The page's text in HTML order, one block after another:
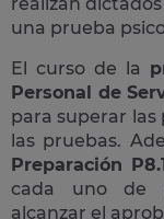
una prueba
El curso de la
Personal de
para superar
las pruebas.
Preparación
cada uno de
alcanzar el